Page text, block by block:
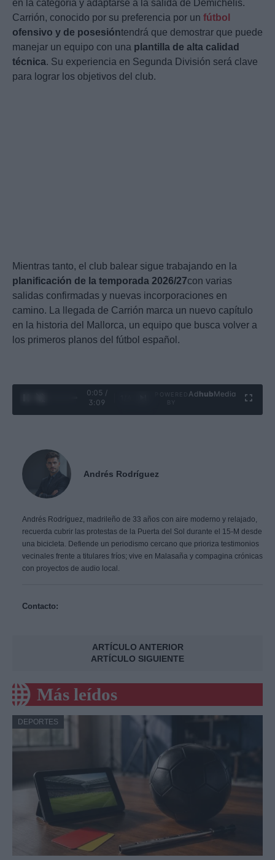
en la categoría y adaptarse a la salida de Demichelis.
Carrión, conocido por su preferencia por un fútbol
ofensivo y de posesióntendrá que demostrar que puede
manejar un equipo con una plantilla de alta calidad
técnica. Su experiencia en Segunda División será clave
para lograr los objetivos del club.
Mientras tanto, el club balear sigue trabajando en la
planificación de la temporada 2026/27con varias
salidas confirmadas y nuevas incorporaciones en
camino. La llegada de Carrión marca un nuevo capítulo
en la historia del Mallorca, un equipo que busca volver a
los primeros planos del fútbol español.
0:06 /
3:09
Ad hubMedia
Andrés Rodríguez
Andrés Rodríguez, madrileño de 33 años con aire moderno y relajado,
recuerda cubrir las protestas de la Puerta del Sol durante el 15-M desde
una bicicleta. Defiende un periodismo cercano que prioriza testimonios
vecinales frente a titulares fríos; vive en Malasaña y compagina crónicas
con proyectos de audio local.
Contacto:
ARTÍCULO ANTERIOR
ARTÍCULO SIGUIENTE
Más leídos
DEPORTES